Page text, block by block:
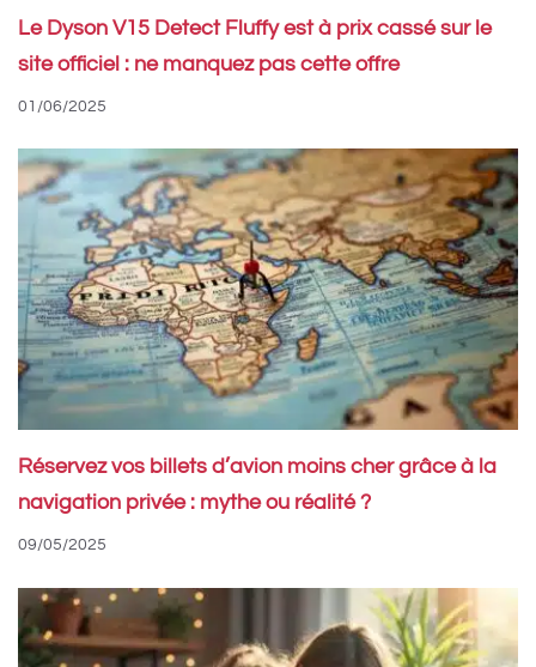
Le Dyson V15 Detect Fluffy est à prix cassé sur le
site officiel : ne manquez pas cette offre
01/06/2025
Réservez vos billets d’avion moins cher grâce à la
navigation privée : mythe ou réalité ?
09/05/2025